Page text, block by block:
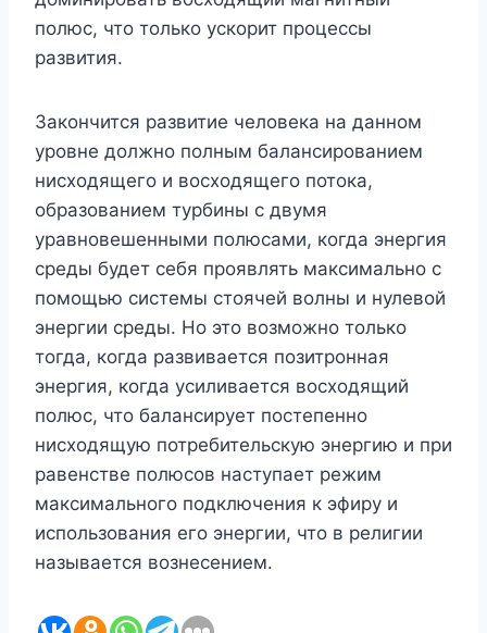
полюс, что только ускорит процессы
развития.
Закончится развитие человека на данном
уровне должно полным балансированием
нисходящего и восходящего потока,
образованием турбины с двумя
уравновешенными полюсами, когда энергия
среды будет себя проявлять максимально с
помощью системы стоячей волны и нулевой
энергии среды. Но это возможно только
тогда, когда развивается позитронная
энергия, когда усиливается восходящий
полюс, что балансирует постепенно
нисходящую потребительскую энергию и при
равенстве полюсов наступает режим
максимального подключения к эфиру и
использования его энергии, что в религии
называется вознесением.